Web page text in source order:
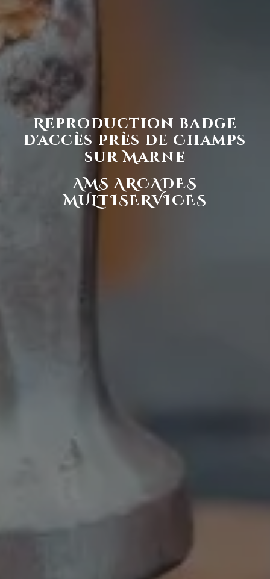
Reproduction badge
d'accès près de Champs
sur Marne
AMS ARCADES
MULTISERVICES